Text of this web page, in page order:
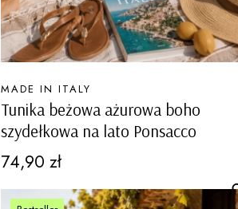
Tunika beżowa ażurowa boho
szydełkowa na lato Ponsacco
PRODUCENT
MADE IN ITALY
Cena
74,90 zł